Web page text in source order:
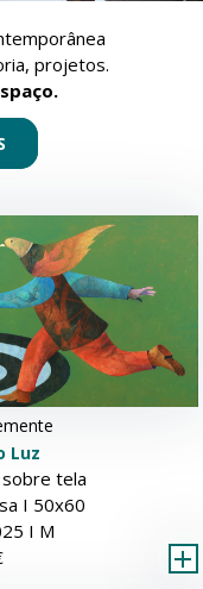
projetos.
Luz
sobre tela
Ι 50x60
Ι M